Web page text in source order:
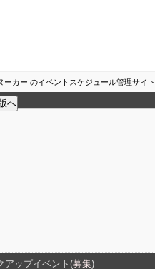
カー のイベントスケジュール管理サイト
アップイベント(募集)